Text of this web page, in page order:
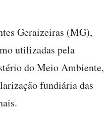
Geraizeiras (MG),
utilizadas pela
do Meio Ambiente,
fundiária das